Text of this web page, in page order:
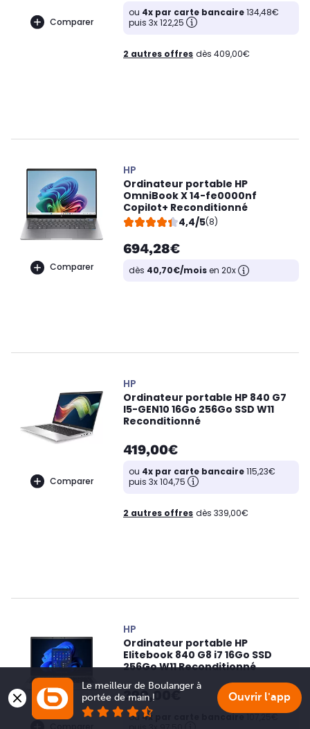
Comparer
ou 4x par carte bancaire134,48€
puis 3x 122,25
2 autres offres dès 409,00€
Comparer
HP
Ordinateur portable HP
OmniBook X 14-fe0000nf
Copilot+ Reconditionné
4,4/5(8)
694,28€
dès 40,70€/moisen 20x
Comparer
HP
Ordinateur portable HP 840 G7
I5-GEN10 16Go 256Go SSD W11
Reconditionné
419,00€
ou 4x par carte bancaire115,23€
puis 3x 104,75
2 autres offres dès 339,00€
HP
Ordinateur portable HP
Elitebook 840 G8 i7 16Go SSD
256Go W11 Reconditionné
390,00€
ou 4x par carte bancaire107,25€
Le meilleur de Boulanger à
portée de main !
Ouvrir l'app